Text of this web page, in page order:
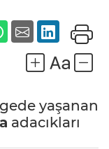
yaşanan
adacıkları